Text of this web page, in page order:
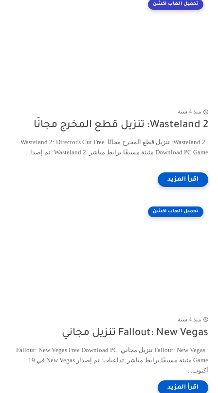
تحميل العاب اكشن
منذ 4 سنة
Wasteland 2: تنزيل قطع المخرج مجانًا
Wasteland 2: تنزيل قطع المخرج مجانًا Wasteland 2: Director's Cut Free
Download PC Game مثبتة مسبقًا برابط مباشر. Wasteland 2: تم إصدا...
تحميل العاب اكشن
منذ 4 سنة
Fallout: New Vegas تنزيل مجاني
Fallout: New Vegas تنزيل مجاني Fallout: New Vegas Free Download PC
Game مثبتة مسبقًا برابط مباشر. تداعيات: تم إصدار New Vegas في 19
أكتوب...